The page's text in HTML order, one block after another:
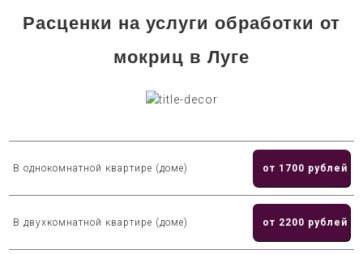
Расценки на услуги обработки от
мокриц в Луге
В однокомнатной квартире (доме) от 1700 рублей
В двухкомнатной квартире (доме) от 2200 рублей